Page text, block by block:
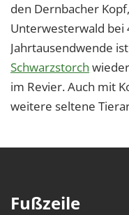
den Dernbacher
Unterwesterwald bei
Jahrtausendwende
Schwarzstorch
im Revier. Auch mit
weitere seltene
Fußzeile